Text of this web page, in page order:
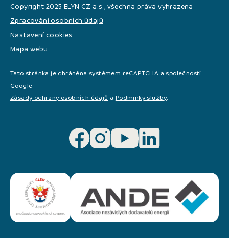
Copyright 2025 ELYN CZ a.s., všechna práva vyhrazena
Zpracování osobních údajů
Nastavení cookies
Mapa webu
Tato stránka je chráněna systémem reCAPTCHA a společností
Google
Zásady ochrany osobních údajů a Podminky služby.